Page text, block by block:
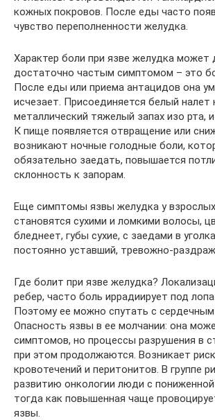
кожных покровов. После еды часто
чувство переполненности желудка.
Характер боли при язве желудка может
достаточно частым симптомом – это
После еды или приема антацидов она
исчезает. Присоединяется белый налет
металлический тяжелый запах изо рта,
К пище появляется отвращение или
возникают ночные голодные боли,
обязательно заедать, повышается
склонность к запорам.
Еще симптомы язвы желудка у
становятся сухими и ломкими волосы,
бледнеет, губы сухие, с заедами в
постоянно уставший, тревожно-
Где болит при язве желудка?
ребер, часто боль иррадиирует под
Поэтому ее можно спутать с сердечным
Опасность язвы в ее молчании: она
симптомов, но процессы разрушения в
при этом продолжаются. Возникает
кровотечений и перитонитов. В группе
развитию онкологии люди с
тогда как повышенная чаще
язвы.